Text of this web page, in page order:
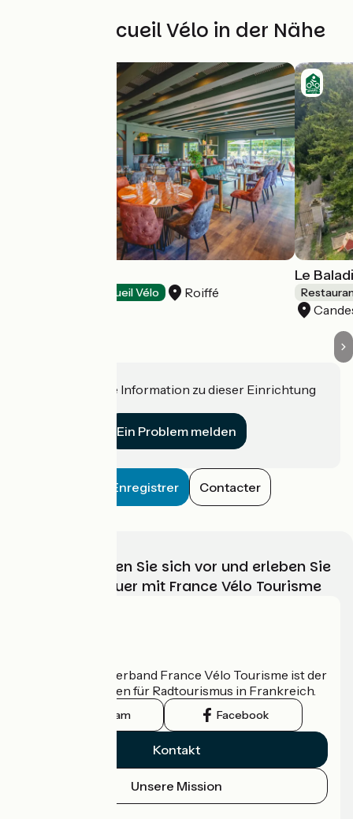
Weitere Accueil Vélo in der Nähe
Accueil Vélo Roiffé
Le
Haben Sie eine Information zu dieser Einrichtung
Ein Problem melden
Enregistrer Contacter
Wählen, bereiten Sie sich vor und erleben Sie
Ihr Radabenteuer mit France Vélo Tourisme
Der nationale Verband France Vélo Tourisme ist der
offizielle Leitfaden für Radtourismus in Frankreich.
Instagram Facebook
Kontakt
Unsere Mission